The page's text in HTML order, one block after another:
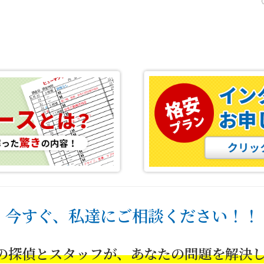
今すぐ、私達にご相談ください！！
探偵とスタッフが、あなたの問題を解決